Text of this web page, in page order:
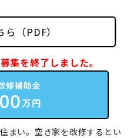
（PDF）
集を終了しました。
まい。空き家を改修するとい